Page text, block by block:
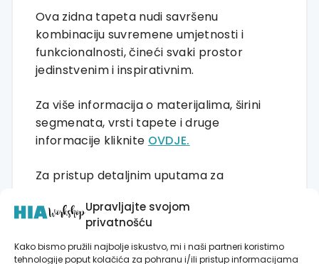
Upravljajte svojom
privatnošću
Kako bismo pružili najbolje iskustvo, mi i naši partneri koristimo
tehnologije poput kolačića za pohranu i/ili pristup informacijama
Ova zidna tapeta nudi savršenu
kombinaciju suvremene umjetnosti i
funkcionalnosti, čineći svaki prostor
jedinstvenim i inspirativnim.
Za više informacija o materijalima, širini
segmenata, vrsti tapete i druge
informacije kliknite OVDJE.
Za pristup detaljnim uputama za
Otkrijte ostatak velike ponude jedinstvenih
proizvoda u HIA Workshopu!